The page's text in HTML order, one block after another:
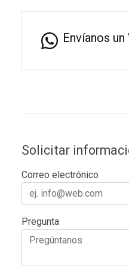
Envíanos
Solicitar
Correo electrónico
Pregunta